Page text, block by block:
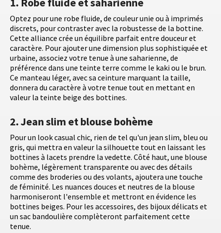
Optez pour une robe fluide, de couleur unie ou à imprimés
discrets, pour contraster avec la robustesse de la bottine.
Cette alliance crée un équilibre parfait entre douceur et
caractère. Pour ajouter une dimension plus sophistiquée et
urbaine, associez votre tenue à une saharienne, de
préférence dans une teinte terre comme le kaki ou le brun.
Ce manteau léger, avec sa ceinture marquant la taille,
donnera du caractère à votre tenue tout en mettant en
valeur la teinte beige des bottines.
2. Jean slim et blouse bohème
Pour un look casual chic, rien de tel qu'un jean slim, bleu ou
gris, qui mettra en valeur la silhouette tout en laissant les
bottines à lacets prendre la vedette. Côté haut, une blouse
bohème, légèrement transparente ou avec des détails
comme des broderies ou des volants, ajoutera une touche
de féminité. Les nuances douces et neutres de la blouse
harmoniseront l'ensemble et mettront en évidence les
bottines beiges. Pour les accessoires, des bijoux délicats et
un sac bandoulière complèteront parfaitement cette
tenue.